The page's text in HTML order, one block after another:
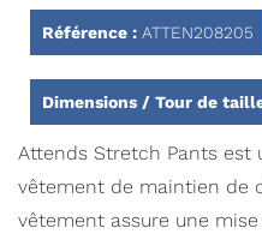
Galerie
d’images
Référence : ATTEN208205
Dimensions / Tour de
Attends Stretch Pants est
vêtement de maintien de
vêtement assure une